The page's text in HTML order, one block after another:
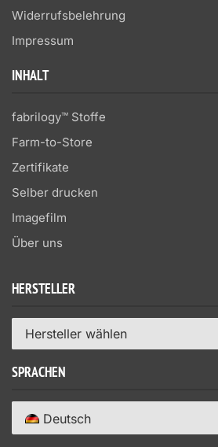
Widerrufsbelehrung
Impressum
INHALT
fabrilogy™ Stoffe
Farm-to-Store
Zertifikate
Selber drucken
Imagefilm
Über uns
HERSTELLER
Hersteller wählen
SPRACHEN
Deutsch